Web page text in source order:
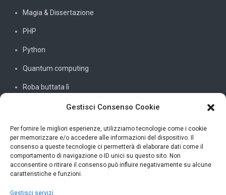
Gestisci Consenso Cookie
Per fornire le migliori esperienze, utilizziamo tecnologie come i cookie
per memorizzare e/o accedere alle informazioni del dispositivo. Il
consenso a queste tecnologie ci permetterà di elaborare dati come il
comportamento di navigazione o ID unici su questo sito. Non
acconsentire o ritirare il consenso può influire negativamente su alcune
caratteristiche e funzioni.
Gestisci servizi
Magia & Dissertazione
PHP
Python
Quantum computing
Roba buttata lì
SQL
Windowssiamo
C#